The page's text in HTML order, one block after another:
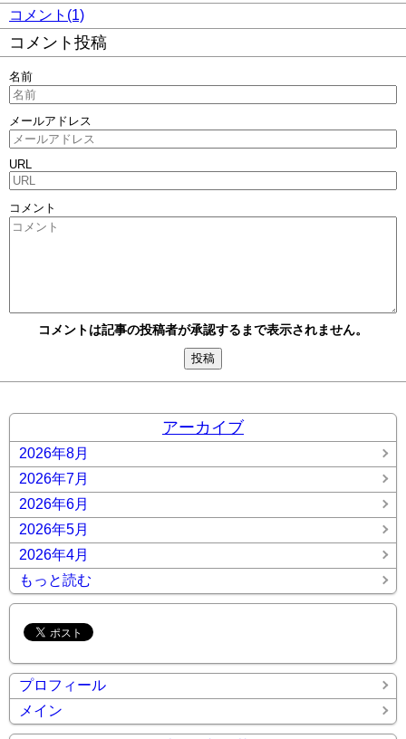
コメント(1)
コメント投稿
名前
メールアドレス
URL
コメント
コメントは記事の投稿者が承認するまで表示されません。
アーカイブ
2026年8月
2026年7月
2026年6月
2026年5月
2026年4月
もっと読む
プロフィール
メイン